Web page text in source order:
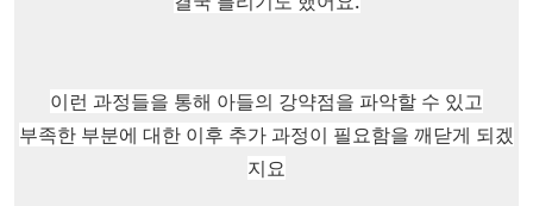
이런 과정들을 통해 아들의 강약점을 파악할 수 있고
부족한 부분에 대한 이후 추가 과정이 필요함을 깨닫게 되겠
지요